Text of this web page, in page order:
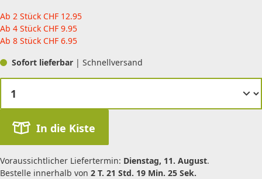
Ab 2 Stück CHF 12.95
Ab 4 Stück CHF 9.95
Ab 8 Stück CHF 6.95
Sofort lieferbar | Schnellversand
In die Kiste
Voraussichtlicher Liefertermin: Dienstag, 11. August.
Bestelle innerhalb von 2 T. 21 Std. 19 Min. 25 Sek.